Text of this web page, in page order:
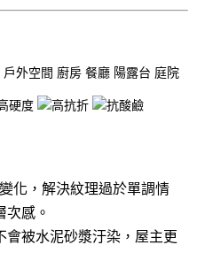
戶外空間 廚房 餐廳 陽露台 庭院
化，解決紋理過於單調情
次感。
會被水泥砂漿汙染，屋主更